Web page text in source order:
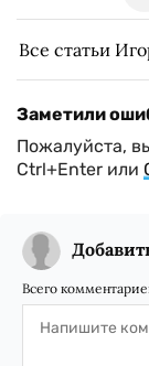
Все статьи
Заметили
Пожалуйста,
Ctrl+Enter или
Всего